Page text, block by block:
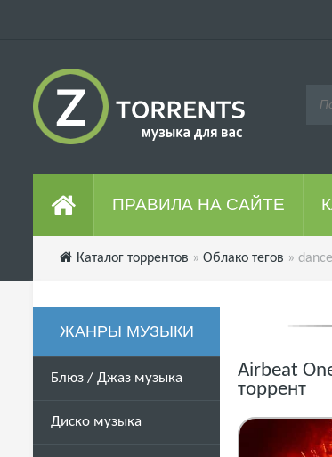
ПРАВИЛА НА САЙТЕ
Каталог торрентов » Облако тегов »
ЖАНРЫ МУЗЫКИ
Блюз / Джаз музыка
Диско музыка
Airbeat
торрент